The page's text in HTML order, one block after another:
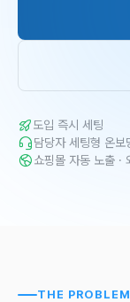
도입 즉시 세팅
담당자 세팅형 온보
쇼핑몰 자동 노출 ·
THE PROBLEM